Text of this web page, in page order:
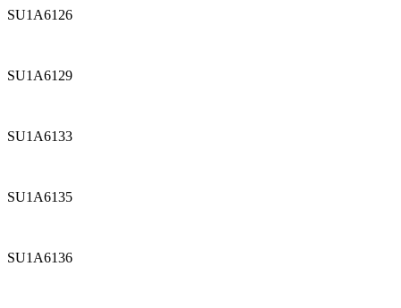
SU1A6126
SU1A6129
SU1A6133
SU1A6135
SU1A6136